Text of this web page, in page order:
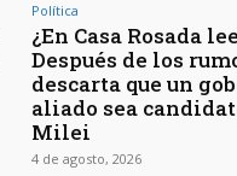
Política
¿En Casa Rosada
Después de los
descarta que un
aliado sea
Milei
4 de agosto, 2026